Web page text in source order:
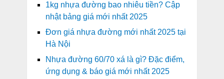
1kg nhựa đường bao nhiêu tiền? Cập
nhật bảng giá mới nhất 2025
Đơn giá nhựa đường mới nhất 2025 tại
Hà Nội
Nhựa đường 60/70 xá là gì? Đặc điểm,
ứng dụng & báo giá mới nhất 2025